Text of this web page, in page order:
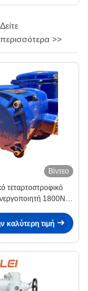
Δείτε
περισσότερα >>
Βίντεο
τεταρτοστροφικό
1800NM
καλύτερη τιμή